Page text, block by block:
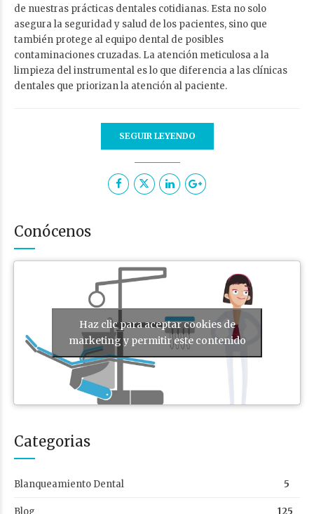
de nuestras prácticas dentales cotidianas. Esta no solo
asegura la seguridad y salud de los pacientes, sino que
también protege al equipo dental de posibles
contaminaciones cruzadas. La atención meticulosa a la
limpieza del instrumental es lo que diferencia a las clínicas
dentales que priorizan la atención al paciente.
SEGUIR LEYENDO
Conócenos
Haz clic para aceptar cookies de
marketing y permitir este contenido
Categorias
Blanqueamiento Dental 5
Blog 125